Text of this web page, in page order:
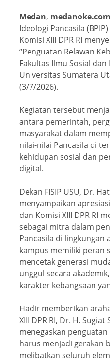
Medan, medanoke.com
Ideologi Pancasila
Komisi XIII DPR RI
“Penguatan Relawan
Fakultas Ilmu Sosial dan
Universitas Sumatera
(3/7/2026).
Kegiatan tersebut
antara pemerintah,
masyarakat dalam
nilai-nilai Pancasila di
kehidupan sosial dan
digital.
Dekan FISIP USU, Dr.
menyampaikan
dan Komisi XIII DPR RI
sebagai mitra dalam
Pancasila di lingkungan
kampus memiliki peran
mencetak generasi
unggul secara
karakter kebangsaan
Hadir memberikan
XIII DPR RI, Dr. H.
menegaskan
harus menjadi gerakan
melibatkan seluruh